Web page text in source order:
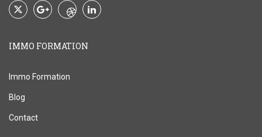
IMMO FORMATION
Immo Formation
Blog
Contact